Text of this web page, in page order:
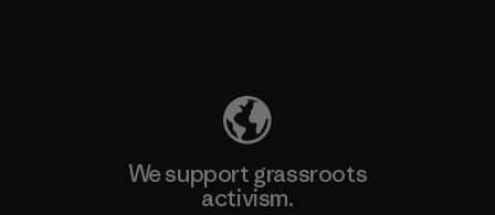
We support grassroots
activism.